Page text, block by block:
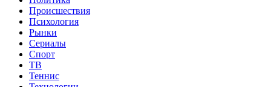
Происшествия
Психология
Рынки
Сериалы
Спорт
ТВ
Теннис